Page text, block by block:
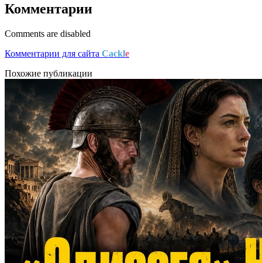
Комментарии
Comments are disabled
Комментарии для сайта Cackle
Похожие публикации